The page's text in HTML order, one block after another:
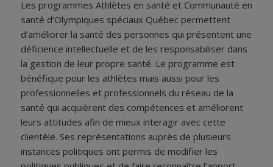
Les programmes Athlètes en santé et Communauté en
santé d’Olympiques spéciaux Québec permettent
d’améliorer la santé des personnes qui présentent une
déficience intellectuelle et de les responsabiliser dans
la gestion de leur propre santé. Le programme est
bénéfique pour les athlètes mais aussi pour les
professionnelles et professionnels du réseau de la
santé qui acquièrent des compétences et améliorent
leurs attitudes afin de mieux interagir avec cette
clientèle. Ses représentations auprès de plusieurs
instances politiques ont permis de modifier les